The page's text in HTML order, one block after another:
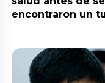
encontraron un